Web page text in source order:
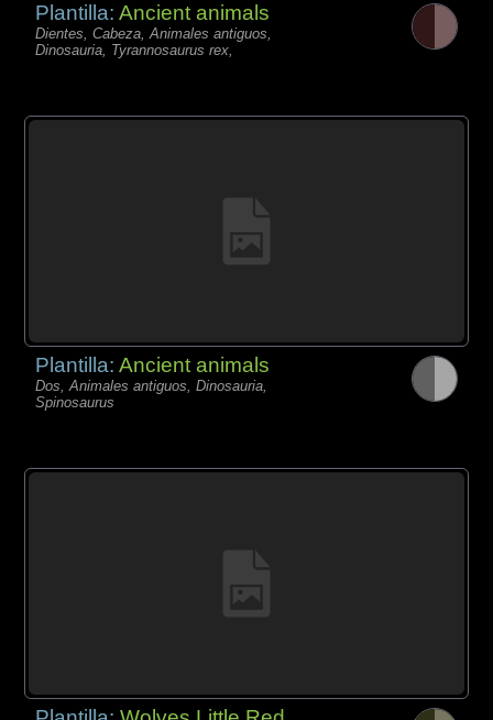
Plantilla:Ancient animals
Dientes, Cabeza, Animales antiguos,
Dinosauria, Tyrannosaurus rex,
Plantilla:Ancient animals
Dos, Animales antiguos, Dinosauria,
Spinosaurus